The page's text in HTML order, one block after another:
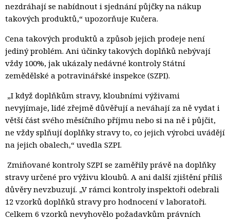
nezdráhají se nabídnout i sjednání půjčky na nákup
takových produktů,“ upozorňuje Kučera.
Cena takových produktů a způsob jejich prodeje není
jediný problém. Ani účinky takových doplňků nebývají
vždy 100%, jak ukázaly nedávné kontroly Státní
zemědělské a potravinářské inspekce (SZPI).
„I když doplňkům stravy, kloubními výživami
nevyjímaje, lidé zřejmě důvěřují a neváhají za ně vydat i
větší část svého měsíčního příjmu nebo si na ně i půjčit,
ne vždy splňují doplňky stravy to, co jejich výrobci uvádějí
na jejich obalech,“ uvedla SZPI.
Zmiňované kontroly SZPI se zaměřily právě na doplňky
stravy určené pro výživu kloubů. A ani další zjištění příliš
důvěry nevzbuzují. „V rámci kontroly inspektoři odebrali
12 vzorků doplňků stravy pro hodnocení v laboratoři.
Celkem 6 vzorků nevyhovělo požadavkům právních